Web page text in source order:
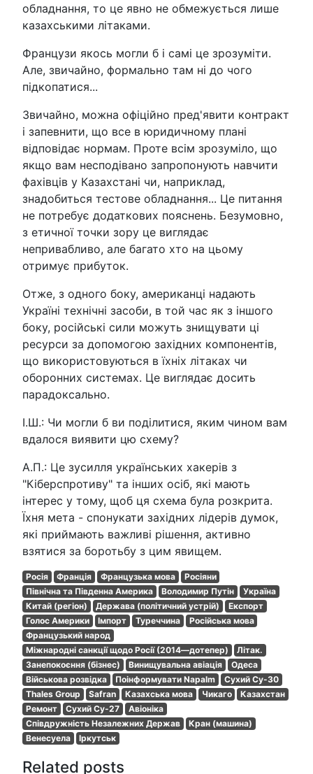
обладнання, то це явно не обмежується лише
казахськими літаками.
Французи якось могли б і самі це зрозуміти.
Але, звичайно, формально там ні до чого
підкопатися...
Звичайно, можна офіційно пред'явити контракт
і запевнити, що все в юридичному плані
відповідає нормам. Проте всім зрозуміло, що
якщо вам несподівано запропонують навчити
фахівців у Казахстані чи, наприклад,
знадобиться тестове обладнання... Це питання
не потребує додаткових пояснень. Безумовно,
з етичної точки зору це виглядає
непривабливо, але багато хто на цьому
отримує прибуток.
Отже, з одного боку, американці надають
Україні технічні засоби, в той час як з іншого
боку, російські сили можуть знищувати ці
ресурси за допомогою західних компонентів,
що використовуються в їхніх літаках чи
оборонних системах. Це виглядає досить
парадоксально.
І.Ш.: Чи могли б ви поділитися, яким чином вам
вдалося виявити цю схему?
А.П.: Це зусилля українських хакерів з
"Кіберспротиву" та інших осіб, які мають
інтерес у тому, щоб ця схема була розкрита.
Їхня мета - спонукати західних лідерів думок,
які приймають важливі рішення, активно
взятися за боротьбу з цим явищем.
Росія Франція Французька мова
Росіяни
Північна та Південна Америка
Володимир Путін
Україна
Китай (регіон)
Держава (політичний устрій)
Експорт
Голос Америки
Імпорт Туреччина
Російська мова
Французький народ
Міжнародні санкції щодо Росії (2014—дотепер)
Літак.
Занепокоєння (бізнес)
Винищувальна авіація
Одеса
Військова розвідка
Поінформувати Napalm
Сухий Су-30
Thales Group
Safran Казахська мова Чикаго
Казахстан
Ремонт
Сухий Су-27
Авіоніка
Співдружність Незалежних Держав
Кран (машина)
Венесуела
Іркутськ
Related posts